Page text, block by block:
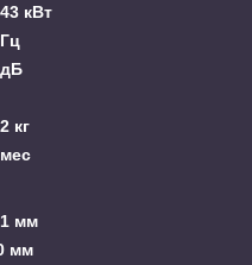
кВт
кг
мм
мм